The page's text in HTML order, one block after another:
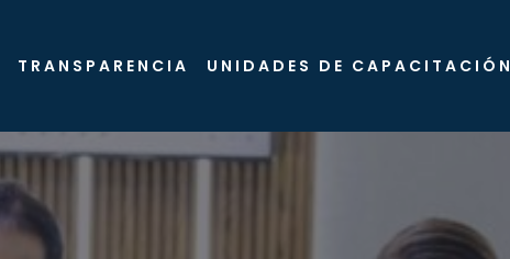
TRANSPARENCIA UNIDADES DE CAPACITACIÓN